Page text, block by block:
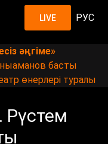
LIVE РУС
әңгіме»
басты
өнерлері туралы
Рүстем